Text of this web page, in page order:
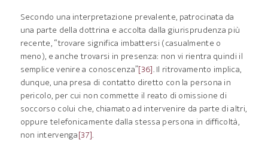
Secondo una interpretazione prevalente, patrocinata da
una parte della dottrina e accolta dalla giurisprudenza più
recente, “trovare significa imbattersi (casualmente o
meno), e anche trovarsi in presenza: non vi rientra quindi il
semplice venire a conoscenza”[36]. Il ritrovamento implica,
dunque, una presa di contatto diretto con la persona in
pericolo, per cui non commette il reato di omissione di
soccorso colui che, chiamato ad intervenire da parte di altri,
oppure telefonicamente dalla stessa persona in difficoltà,
non intervenga[37].